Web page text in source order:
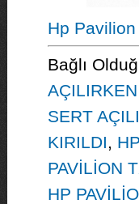
Hp Pavilion
Bağlı
SERT
KIRILDI,
PAVİLİON
HP